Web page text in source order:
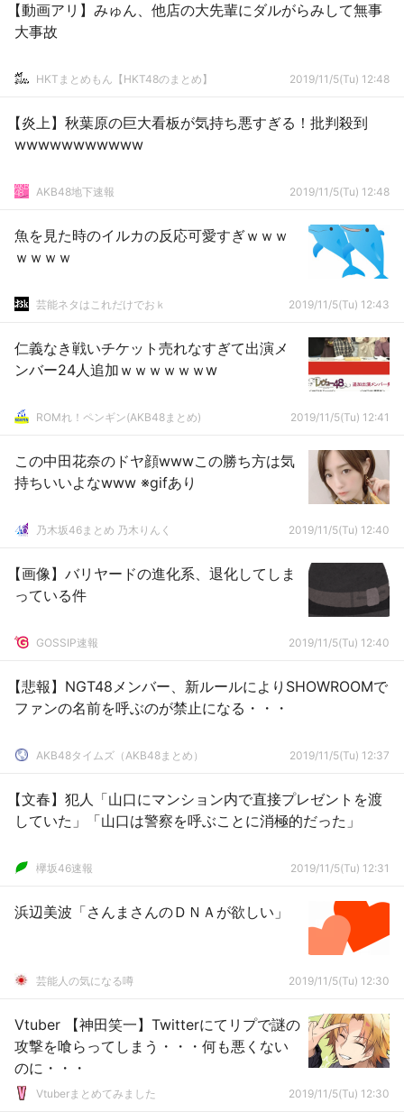
【動画アリ】みゅん、他店の大先輩にダルがらみして無事
大事故
HKTまとめもん【HKT48のまとめ】 2019/11/5(Tu) 12:48
【炎上】秋葉原の巨大看板が気持ち悪すぎる！批判殺到
wwwwwwwwwww
AKB48地下速報 2019/11/5(Tu) 12:48
魚を見た時のイルカの反応可愛すぎｗｗｗ
ｗｗｗｗ
芸能ネタはこれだけでおｋ 2019/11/5(Tu) 12:43
仁義なき戦いチケット売れなすぎて出演メ
ンバー24人追加ｗｗｗｗｗｗw
ROMれ！ペンギン(AKB48まとめ) 2019/11/5(Tu) 12:41
この中田花奈のドヤ顔wwwこの勝ち方は気
持ちいいよなwww ※gifあり
乃木坂46まとめ 乃木りんく 2019/11/5(Tu) 12:40
【画像】バリヤードの進化系、退化してしま
っている件
GOSSIP速報 2019/11/5(Tu) 12:40
【悲報】NGT48メンバー、新ルールによりSHOWROOMで
ファンの名前を呼ぶのが禁止になる・・・
AKB48タイムズ（AKB48まとめ） 2019/11/5(Tu) 12:37
【文春】犯人「山口にマンション内で直接プレゼントを渡
していた」「山口は警察を呼ぶことに消極的だった」
欅坂46速報 2019/11/5(Tu) 12:31
浜辺美波「さんまさんのＤＮＡが欲しい」
芸能人の気になる噂 2019/11/5(Tu) 12:30
Vtuber 【神田笑一】Twitterにてリプで謎の
攻撃を喰らってしまう・・・何も悪くない
のに・・・
Vtuberまとめてみました 2019/11/5(Tu) 12:30